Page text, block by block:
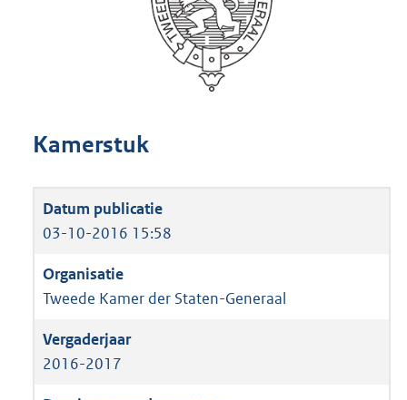
Kamerstuk
03-10-2016 15:58
Tweede Kamer der Staten-Generaal
2016-2017